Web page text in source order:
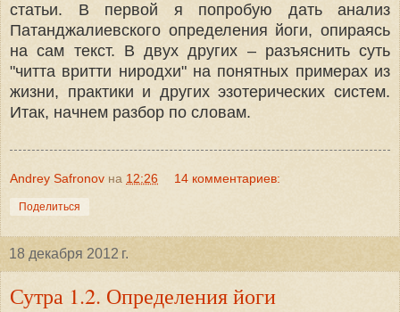
статьи. В первой я попробую дать анализ
Патанджалиевского определения йоги, опираясь
на сам текст. В двух других – разъяснить суть
"читта вритти ниродхи" на понятных примерах из
жизни, практики и других эзотерических систем.
Итак, начнем разбор по словам.
Andrey Safronov на 12:26 14 комментариев:
Поделиться
18 декабря 2012 г.
Сутра 1.2. Определения йоги